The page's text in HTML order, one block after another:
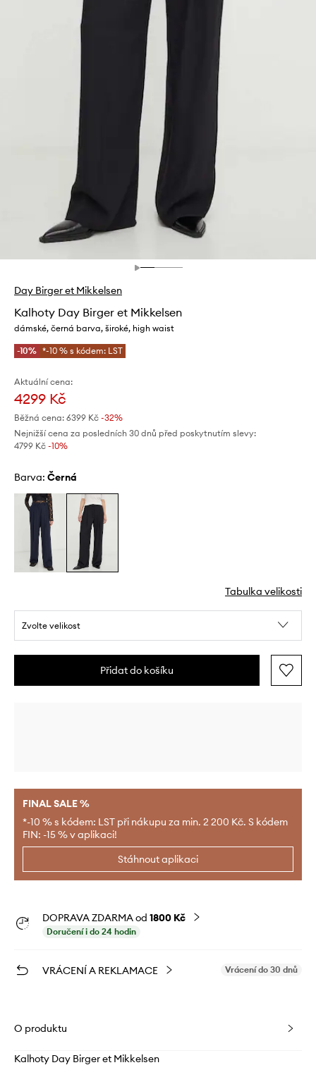
Day Birger et Mikkelsen
Kalhoty Day Birger et Mikkelsen
dámské, černá barva, široké, high waist
-10% *-10 % s kódem: LST
Aktuální cena:
4299 Kč
Běžná cena: 6399 Kč -32%
Nejnižší cena za posledních 30 dnů před poskytnutím slevy:
4799 Kč -10%
Barva: černá
Tabulka velikosti
Zvolte velikost
Přidat do košíku
FINAL SALE %
*-10 % s kódem: LST při nákupu za min. 2 200 Kč. S kódem
FIN: -15 % v aplikaci!
Stáhnout aplikaci
DOPRAVA ZDARMA od 1800 Kč
Doručení i do 24 hodin
VRÁCENÍ A REKLAMACE Vrácení do 30 dnů
O produktu
Kalhoty Day Birger et Mikkelsen